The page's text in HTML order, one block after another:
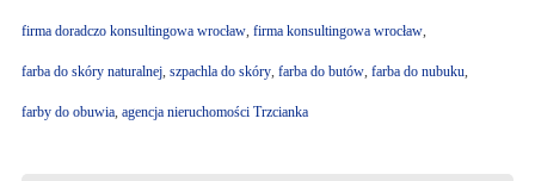
firma doradczo konsultingowa wrocław, firma konsultingowa wrocław,
farba do skóry naturalnej, szpachla do skóry, farba do butów, farba do nubuku,
farby do obuwia, agencja nieruchomości Trzcianka